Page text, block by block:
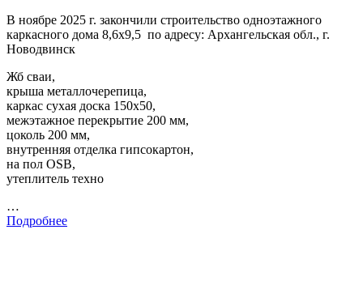
В ноябре 2025 г. закончили строительство одноэтажного
каркасного дома 8,6х9,5 по адресу: Архангельская обл., г.
Новодвинск
Жб сваи,
крыша металлочерепица,
каркас сухая доска 150х50,
межэтажное перекрытие 200 мм,
цоколь 200 мм,
внутренняя отделка гипсокартон,
на пол OSB,
утеплитель техно
…
Подробнее